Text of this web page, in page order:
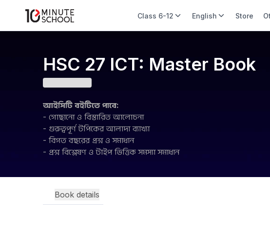
Class 6-12 English Store
HSC 27 ICT: Master Book
আইসিটি বইটিতে পাবে:
- গোছানো ও বিস্তারিত আলোচনা
- গুরুত্বপূর্ণ টপিকের আলাদা ব্যাখ্যা
- বিগত বছরের প্রশ্ন ও সমাধান
- প্রশ্ন বিশ্লেষণ ও টাইপ ভিত্তিক সমস্যা সমাধান
Book details